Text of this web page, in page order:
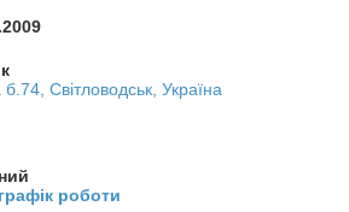
Світловодськ, Україна
роботи